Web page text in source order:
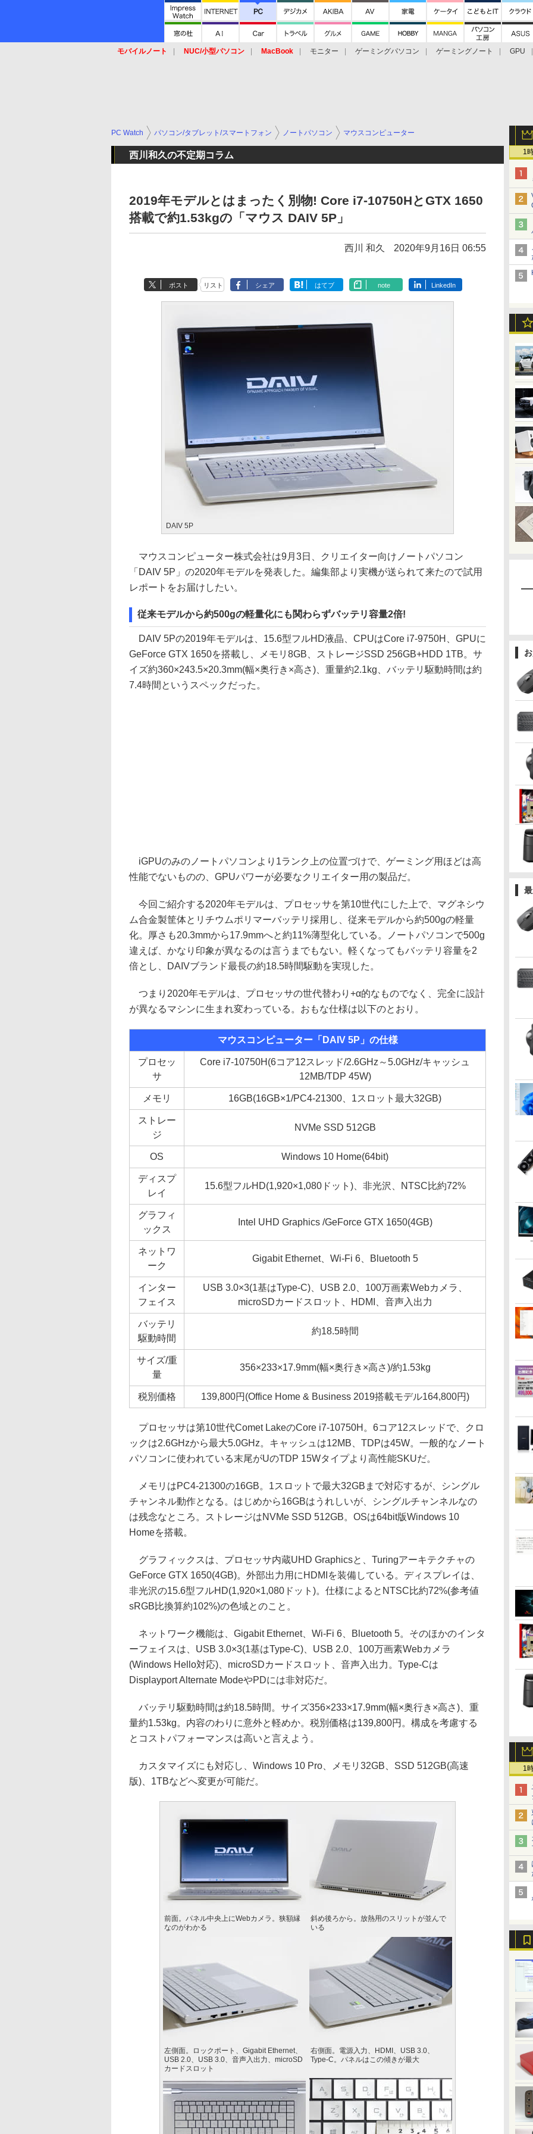
モバイルノート NUC/小型パソコン MacBook モニター ゲーミングパソコン ゲーミングノート
GPU
1
1
PC Watch パソコン/タブレット/スマートフォン ノートパソコン マウスコンピューター
西川和久の不定期コラム
2019年モデルとはまったく別物! Core i7-10750HとGTX 1650
搭載で約1.53kgの「マウス DAIV 5P」
西川 和久 2020年9月16日 06:55
ポスト リスト シェア はてブ note LinkedIn
DAIV 5P
マウスコンピューター株式会社は9月3日、クリエイター向けノートパソコン
「DAIV 5P」の2020年モデルを発表した。編集部より実機が送られて来たので試用
レポートをお届けしたい。
従来モデルから約500gの軽量化にも関わらずバッテリ容量2倍!
DAIV 5Pの2019年モデルは、15.6型フルHD液晶、CPUはCore i7-9750H、GPUに
GeForce GTX 1650を搭載し、メモリ8GB、ストレージSSD 256GB+HDD 1TB。サ
イズ約360×243.5×20.3mm(幅×奥行き×高さ)、重量約2.1kg、バッテリ駆動時間は約
7.4時間というスペックだった。
iGPUのみのノートパソコンより1ランク上の位置づけで、ゲーミング用ほどは高
性能でないものの、GPUパワーが必要なクリエイター用の製品だ。
今回ご紹介する2020年モデルは、プロセッサを第10世代にした上で、マグネシウ
ム合金製筐体とリチウムポリマーバッテリ採用し、従来モデルから約500gの軽量
化。厚さも20.3mmから17.9mmへと約11%薄型化している。ノートパソコンで500g
違えば、かなり印象が異なるのは言うまでもない。軽くなってもバッテリ容量を2
倍とし、DAIVブランド最長の約18.5時間駆動を実現した。
つまり2020年モデルは、プロセッサの世代替わり+α的なものでなく、完全に設計
が異なるマシンに生まれ変わっている。おもな仕様は以下のとおり。
マウスコンピューター「DAIV 5P」の仕様
プロセッ
サ
Core i7-10750H(6コア12スレッド/2.6GHz～5.0GHz/キャッシュ
12MB/TDP 45W)
メモリ 16GB(16GB×1/PC4-21300、1スロット最大32GB)
ストレー
ジ
NVMe SSD 512GB
OS Windows 10 Home(64bit)
ディスプ
レイ
15.6型フルHD(1,920×1,080ドット)、非光沢、NTSC比約72%
グラフィ
ックス
Intel UHD Graphics /GeForce GTX 1650(4GB)
ネットワ
ーク
Gigabit Ethernet、Wi-Fi 6、Bluetooth 5
インター
フェイス
USB 3.0×3(1基はType-C)、USB 2.0、100万画素Webカメラ、
microSDカードスロット、HDMI、音声入出力
バッテリ
駆動時間
約18.5時間
サイズ/重
量
356×233×17.9mm(幅×奥行き×高さ)/約1.53kg
税別価格 139,800円(Office Home & Business 2019搭載モデル164,800円)
プロセッサは第10世代Comet LakeのCore i7-10750H。6コア12スレッドで、クロ
ックは2.6GHzから最大5.0GHz。キャッシュは12MB、TDPは45W。一般的なノート
パソコンに使われている末尾がUのTDP 15Wタイプより高性能SKUだ。
メモリはPC4-21300の16GB。1スロットで最大32GBまで対応するが、シングル
チャンネル動作となる。はじめから16GBはうれしいが、シングルチャンネルなの
は残念なところ。ストレージはNVMe SSD 512GB。OSは64bit版Windows 10
Homeを搭載。
グラフィックスは、プロセッサ内蔵UHD Graphicsと、Turingアーキテクチャの
GeForce GTX 1650(4GB)。外部出力用にHDMIを装備している。ディスプレイは、
非光沢の15.6型フルHD(1,920×1,080ドット)。仕様によるとNTSC比約72%(参考値
sRGB比換算約102%)の色域とのこと。
ネットワーク機能は、Gigabit Ethernet、Wi-Fi 6、Bluetooth 5。そのほかのインタ
ーフェイスは、USB 3.0×3(1基はType-C)、USB 2.0、100万画素Webカメラ
(Windows Hello対応)、microSDカードスロット、音声入出力。Type-Cは
Displayport Alternate ModeやPDには非対応だ。
バッテリ駆動時間は約18.5時間。サイズ356×233×17.9mm(幅×奥行き×高さ)、重
量約1.53kg。内容のわりに意外と軽めか。税別価格は139,800円。構成を考慮する
とコストパフォーマンスは高いと言えよう。
カスタマイズにも対応し、Windows 10 Pro、メモリ32GB、SSD 512GB(高速
版)、1TBなどへ変更が可能だ。
前面。パネル中央上にWebカメラ。狭額縁
なのがわかる
斜め後ろから。放熱用のスリットが並んで
いる
左側面。ロックポート、Gigabit Ethernet、
USB 2.0、USB 3.0、音声入出力、microSD
カードスロット
右側面。電源入力、HDMI、USB 3.0、
Type-C。パネルはこの傾きが最大